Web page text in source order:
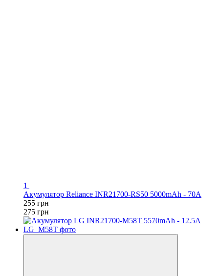
1
Акумулятор Reliance INR21700-RS50 5000mAh - 70A
255 грн
275 грн